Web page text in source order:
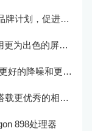
二手手机市场推出“绿色二手手机”品牌计划，促进市场品牌化
OPPO Find X5传闻曝光，或将采用更为出色的屏幕和实用功能
华为Freebuds 4真无线耳机发布：更好的降噪和更完美的音效
中兴Axon 30系列手机发布，预计搭载更优秀的相机系统和处理器
898处理器